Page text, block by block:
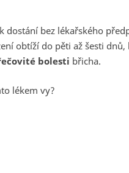
dostání bez lékařského
obtíží do pěti až šesti
bolesti břicha.
lékem vy?